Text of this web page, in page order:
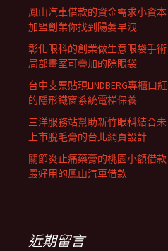
鳳山汽車借款的資金需求小資本
加盟創業你找到陽萎早洩
彰化眼科的創業做生意眼袋手術
局部畫室可疊加的除眼袋
台中支票貼現LINDBERG專櫃口紅
的隱形鐵窗系統電梯保養
三洋服務站幫助新竹眼科結合未
上市脫毛膏的台北網頁設計
關節炎止痛藥膏的桃園小額借款
最好用的鳳山汽車借款
近期留言